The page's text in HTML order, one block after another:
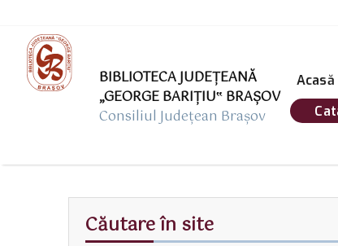
BIBLIOTECA JUDEȚEANĂ
„GEORGE BARIŢIU‟ BRAŞOV
Consiliul Județean Brașov
Acasă
Căutare în site